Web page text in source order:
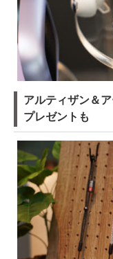
アルティザン＆
プレゼントも